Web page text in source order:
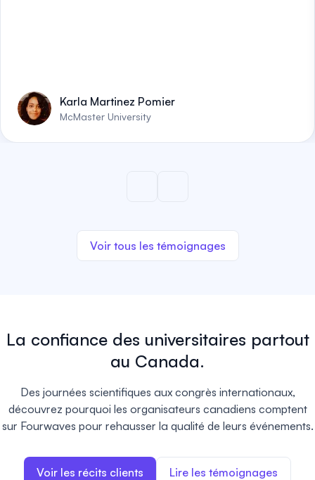
Karla Martinez Pomier
McMaster University
Voir tous les témoignages
La confiance des universitaires partout
au Canada.
Des journées scientifiques aux congrès internationaux,
découvrez pourquoi les organisateurs canadiens comptent
sur Fourwaves pour rehausser la qualité de leurs événements.
Voir les récits clients Lire les témoignages